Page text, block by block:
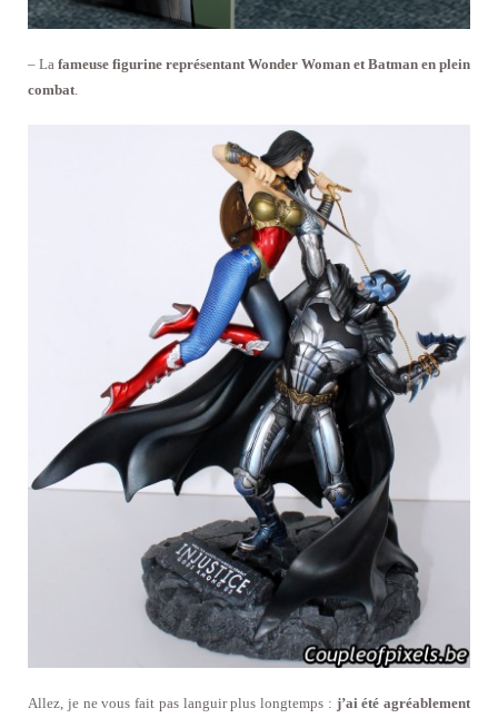
– La fameuse figurine représentant Wonder Woman et Batman en plein
combat.
Allez, je ne vous fait pas languir plus longtemps : j’ai été agréablement